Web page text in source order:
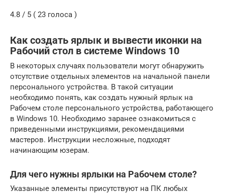
4.8 / 5 ( 23 голоса )
Как создать ярлык и вывести иконки на
Рабочий стол в системе Windows 10
В некоторых случаях пользователи могут обнаружить
отсутствие отдельных элементов на начальной панели
персонального устройства. В такой ситуации
необходимо понять, как создать нужный ярлык на
Рабочем столе персонального устройства, работающего
в Windows 10. Необходимо заранее ознакомиться с
приведенными инструкциями, рекомендациями
мастеров. Инструкции несложные, подходят
начинающим юзерам.
Для чего нужны ярлыки на Рабочем столе?
Указанные элементы присутствуют на ПК любых